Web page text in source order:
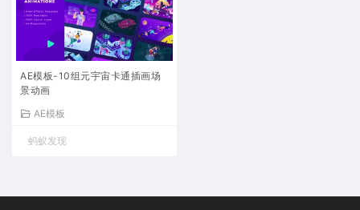
AE模板-10组元宇宙卡通插画场
景动画
AE模板
蚂蚁发现